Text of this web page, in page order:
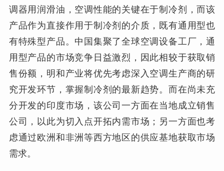
调器用润滑油，空调性能的关键在于制冷剂，而该
产品作为直接作用于制冷剂的介质，既有通用型也
有特殊型产品。中国集聚了全球空调设备工厂，通
用型产品的市场竞争日益激烈，因此相较于获取销
售份额，明和产业将优先考虑深入空调生产商的研
究开发环节，掌握制冷剂的最新趋势。而在尚未充
分开发的印度市场，该公司一方面在当地成立销售
公司，以此为切入点开拓内需市场；另一方面也考
虑通过欧洲和非洲等西方地区的供应基地获取市场
需求。